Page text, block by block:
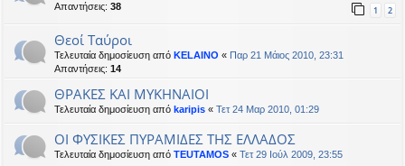
Απαντήσεις: 38 1 2
Θεοί Ταύροι
Τελευταία δημοσίευση από KELAINO « Παρ 21 Μάιος 2010, 23:31
Απαντήσεις: 14
ΘΡΑΚΕΣ ΚΑΙ ΜΥΚΗΝΑΙΟΙ
Τελευταία δημοσίευση από karipis « Τετ 24 Μαρ 2010, 01:29
ΟΙ ΦΥΣΙΚΕΣ ΠΥΡΑΜΙΔΕΣ ΤΗΣ ΕΛΛΑΔΟΣ
Τελευταία δημοσίευση από TEUTAMOS « Τετ 29 Ιούλ 2009, 23:55